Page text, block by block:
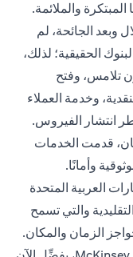
والملائمة.
وبعد الجائحة، لم
الحقيقية؛ لذلك،
تلامس، وفتح
وخدمة العملاء
انتشار الفيروس.
قدمت الخدمات
وأمانًا.
العربية المتحدة
والتي تسمح
الزمان والمكان.